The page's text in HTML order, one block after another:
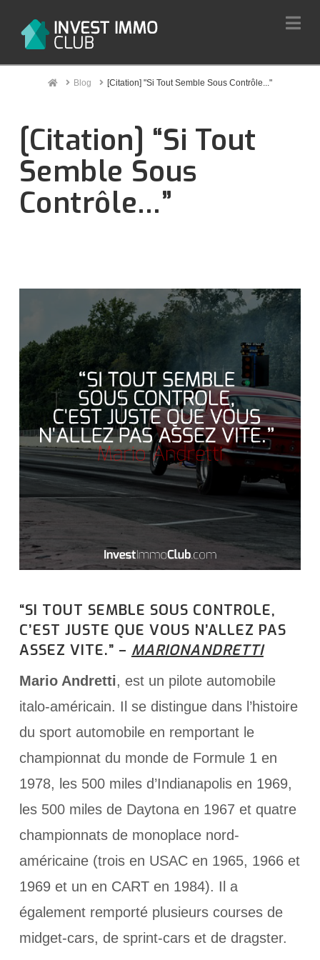
HomeBlog [Citation] "Si Tout Semble Sous Contrôle..."
[Citation] “Si Tout
Semble Sous
Contrôle…”
“SI TOUT SEMBLE SOUS CONTROLE,
C’EST JUSTE QUE VOUS N’ALLEZ PAS
ASSEZ VITE.” – MARIONANDRETTI
Mario Andretti, est un pilote automobile
italo-américain. Il se distingue dans l’histoire
du sport automobile en remportant le
championnat du monde de Formule 1 en
1978, les 500 miles d’Indianapolis en 1969,
les 500 miles de Daytona en 1967 et quatre
championnats de monoplace nord-
américaine (trois en USAC en 1965, 1966 et
1969 et un en CART en 1984). Il a
également remporté plusieurs courses de
midget-cars, de sprint-cars et de dragster.